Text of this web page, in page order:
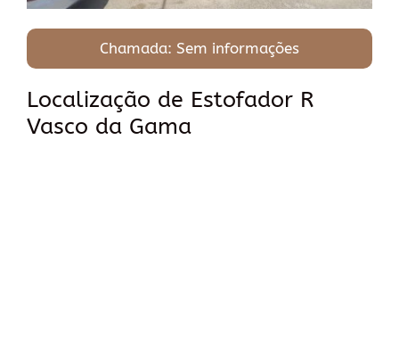
Chamada: Sem informações
Localização de Estofador R
Vasco da Gama